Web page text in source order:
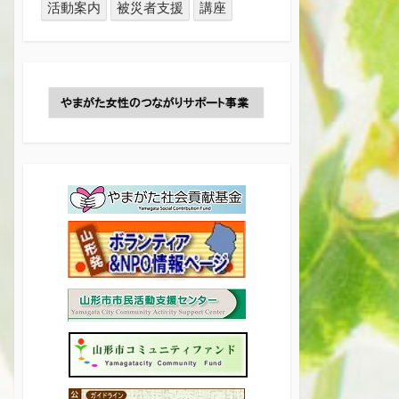
活動案内 被災者支援 講座